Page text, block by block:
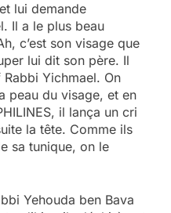
lui demande
Il a le plus beau
c’est son visage que
lui dit son père. Il
Yichmael. On
peau du visage, et en
il lança un cri
la tête. Comme ils
sa tunique, on le
Yehouda ben Bava